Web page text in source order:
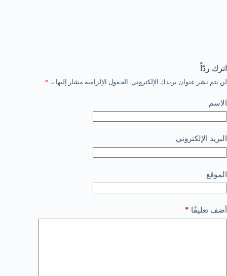
اترك ردّاً
لن يتم نشر عنوان بريدك الإلكتروني. الحقول الإلزامية مشار إليها بـ *
الاسم
البريد الإلكتروني
الموقع
أضف تعليقًا *